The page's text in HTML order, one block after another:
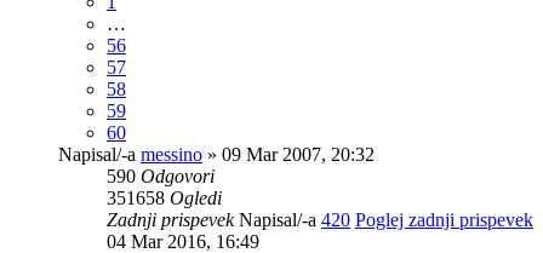
…
56
57
58
59
60
Napisal/-a messino » 09 Mar 2007, 20:32
590 Odgovori
351658 Ogledi
Zadnji prispevekNapisal/-a 420 Poglej zadnji prispevek
04 Mar 2016, 16:49